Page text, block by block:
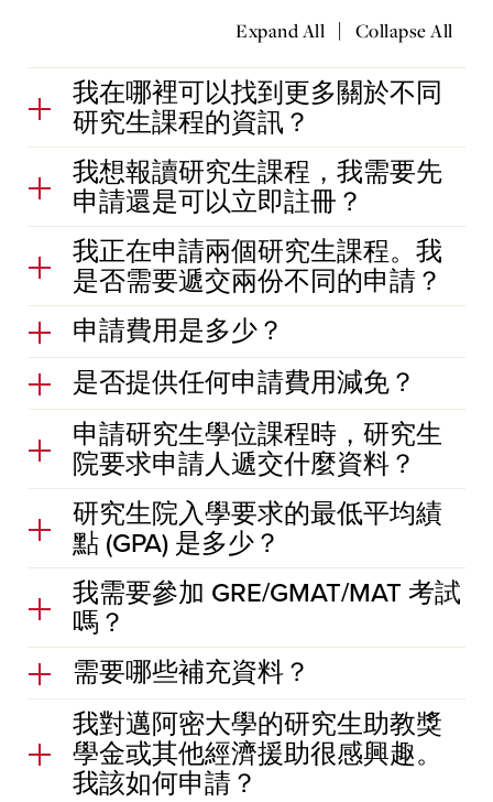
Expand All | Collapse All
我在哪裡可以找到更多關於不同
研究生課程的資訊？
我想報讀研究生課程，我需要先
申請還是可以立即註冊？
我正在申請兩個研究生課程。我
是否需要遞交兩份不同的申請？
申請費用是多少？
是否提供任何申請費用減免？
申請研究生學位課程時，研究生
院要求申請人遞交什麼資料？
研究生院入學要求的最低平均績
點 (GPA) 是多少？
我需要參加 GRE/GMAT/MAT 考試
嗎？
需要哪些補充資料？
我對邁阿密大學的研究生助教獎
學金或其他經濟援助很感興趣。
我該如何申請？